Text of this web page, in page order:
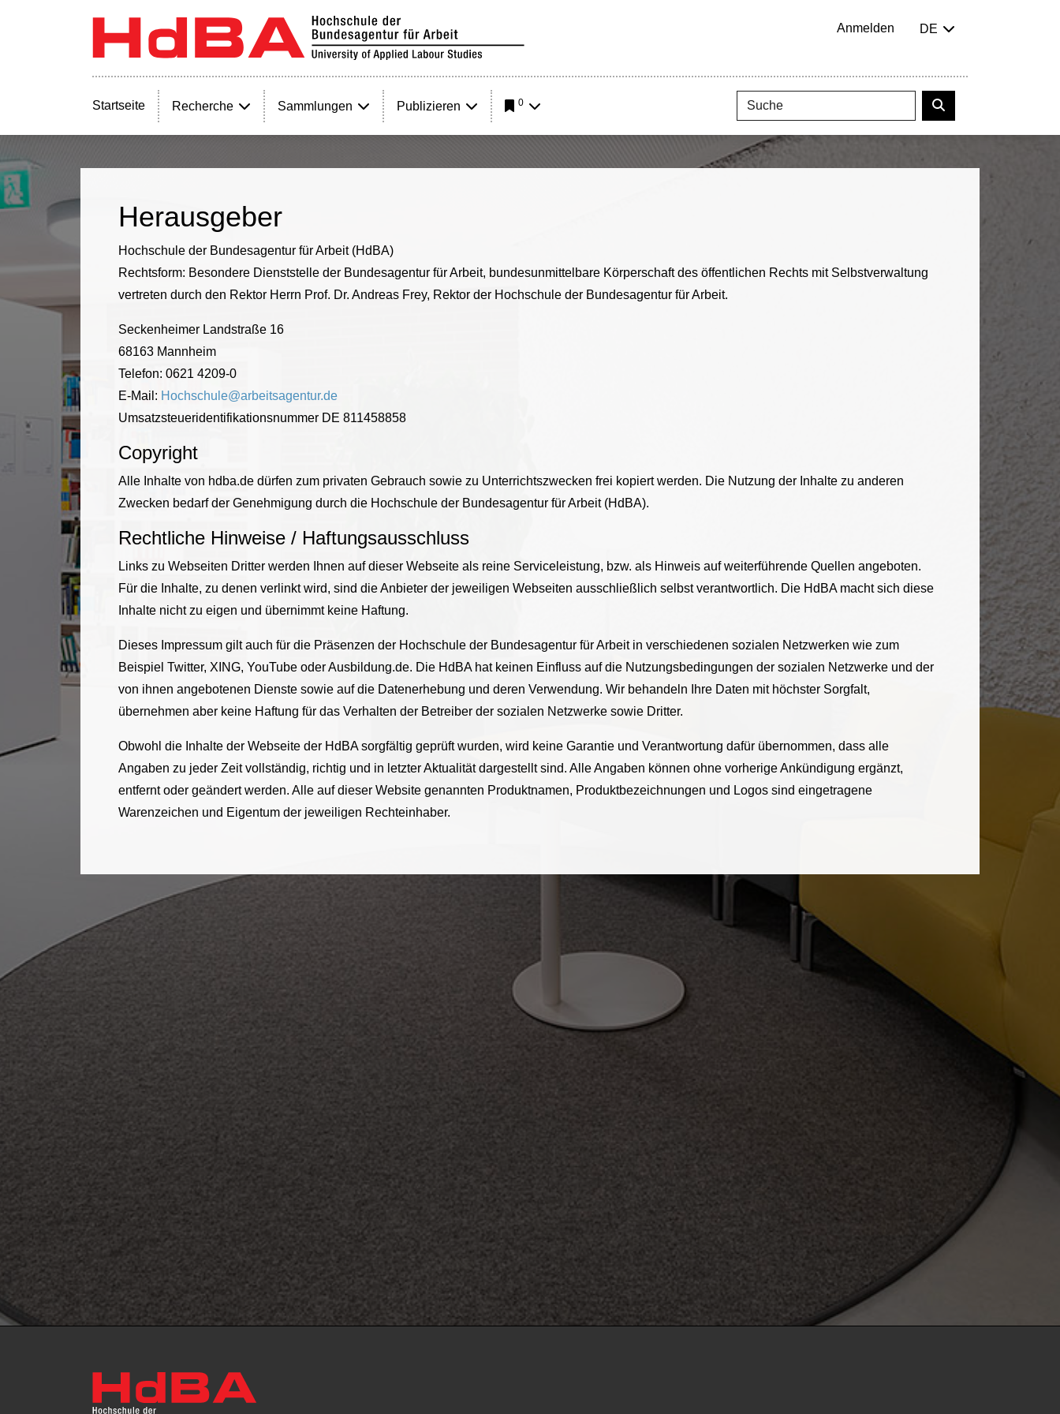
Anmelden DE
Startseite Recherche Sammlungen Publizieren 0
Herausgeber
Hochschule der Bundesagentur für Arbeit (HdBA)
Rechtsform: Besondere Dienststelle der Bundesagentur für Arbeit, bundesunmittelbare Körperschaft des öffentlichen Rechts mit Selbstverwaltung
vertreten durch den Rektor Herrn Prof. Dr. Andreas Frey, Rektor der Hochschule der Bundesagentur für Arbeit.
Seckenheimer Landstraße 16
68163 Mannheim
Telefon: 0621 4209-0
E-Mail: Hochschule@arbeitsagentur.de
Umsatzsteueridentifikationsnummer DE 811458858
Copyright
Alle Inhalte von hdba.de dürfen zum privaten Gebrauch sowie zu Unterrichtszwecken frei kopiert werden. Die Nutzung der Inhalte zu anderen
Zwecken bedarf der Genehmigung durch die Hochschule der Bundesagentur für Arbeit (HdBA).
Rechtliche Hinweise / Haftungsausschluss
Links zu Webseiten Dritter werden Ihnen auf dieser Webseite als reine Serviceleistung, bzw. als Hinweis auf weiterführende Quellen angeboten.
Für die Inhalte, zu denen verlinkt wird, sind die Anbieter der jeweiligen Webseiten ausschließlich selbst verantwortlich. Die HdBA macht sich diese
Inhalte nicht zu eigen und übernimmt keine Haftung.
Dieses Impressum gilt auch für die Präsenzen der Hochschule der Bundesagentur für Arbeit in verschiedenen sozialen Netzwerken wie zum
Beispiel Twitter, XING, YouTube oder Ausbildung.de. Die HdBA hat keinen Einfluss auf die Nutzungsbedingungen der sozialen Netzwerke und der
von ihnen angebotenen Dienste sowie auf die Datenerhebung und deren Verwendung. Wir behandeln Ihre Daten mit höchster Sorgfalt,
übernehmen aber keine Haftung für das Verhalten der Betreiber der sozialen Netzwerke sowie Dritter.
Obwohl die Inhalte der Webseite der HdBA sorgfältig geprüft wurden, wird keine Garantie und Verantwortung dafür übernommen, dass alle
Angaben zu jeder Zeit vollständig, richtig und in letzter Aktualität dargestellt sind. Alle Angaben können ohne vorherige Ankündigung ergänzt,
entfernt oder geändert werden. Alle auf dieser Website genannten Produktnamen, Produktbezeichnungen und Logos sind eingetragene
Warenzeichen und Eigentum der jeweiligen Rechteinhaber.